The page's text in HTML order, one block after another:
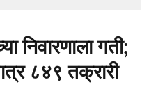
निवारणाला गती;
८४९ तक्रारी